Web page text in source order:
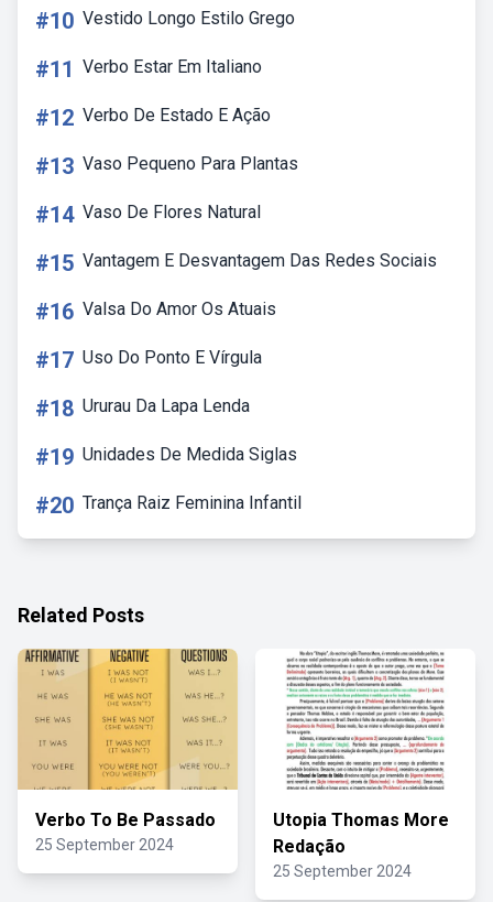
#10 Vestido Longo Estilo Grego
#11 Verbo Estar Em Italiano
#12 Verbo De Estado E Ação
#13 Vaso Pequeno Para Plantas
#14 Vaso De Flores Natural
#15 Vantagem E Desvantagem Das Redes Sociais
#16 Valsa Do Amor Os Atuais
#17 Uso Do Ponto E Vírgula
#18 Ururau Da Lapa Lenda
#19 Unidades De Medida Siglas
#20 Trança Raiz Feminina Infantil
Related Posts
Verbo To Be Passado
25 September 2024
Utopia Thomas More
Redação
25 September 2024